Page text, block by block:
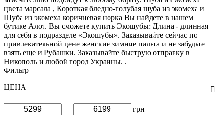
цвета марсала , Короткая бледно-голубая шуба из экомеха и
Шуба из экомеха коричневая норка Вы найдете в нашем
бутике Алот. Вы сможете купить Экошубы: Длина - длинная
для себя в подразделе «Экошубы». Заказывайте сейчас по
привлекательной цене женские зимние пальта и не забудьте
взять еще и Рубашки. Заказывайте быструю отправку в
Никополь и любой город Украины. .
Фильтр
ЦЕНА
— грн